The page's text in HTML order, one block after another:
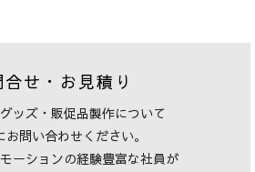
合せ・お見積り
ッズ・販促品製作について
お問い合わせください。
ーションの経験豊富な社員が